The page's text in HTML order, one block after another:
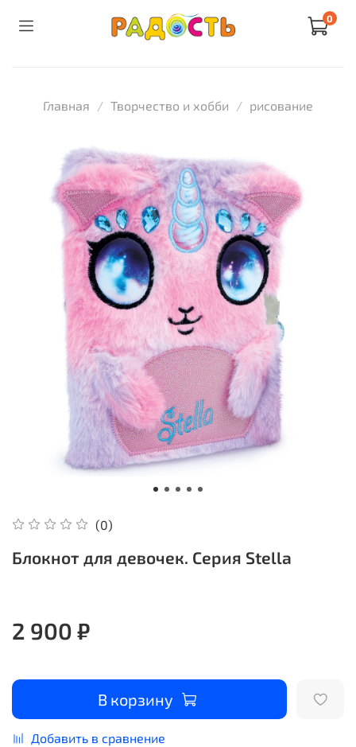
0
Главная Творчество и хобби рисование
(0)
Блокнот для девочек. Серия Stella
2 900 ₽
В корзину
Добавить в сравнение